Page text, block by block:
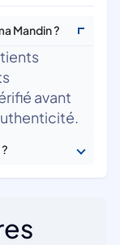
Mandin ?
avant